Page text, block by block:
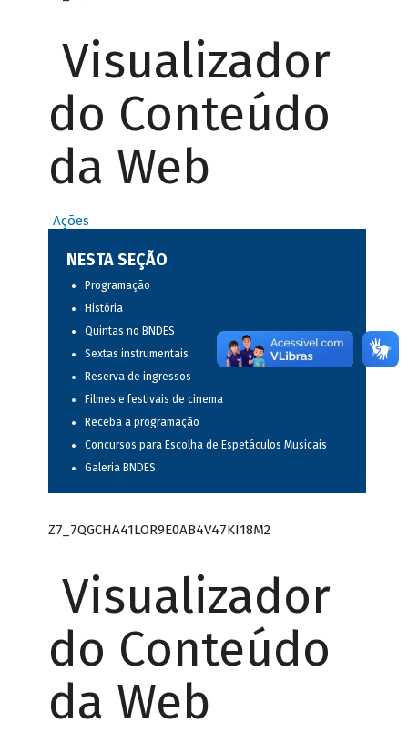
Visualizador
do Conteúdo
da Web
Ações
NESTA SEÇÃO
Programação
História
Quintas no BNDES
Sextas instrumentais
Reserva de ingressos
Filmes e festivais de cinema
Receba a programação
Concursos para Escolha de Espetáculos Musicais
Galeria BNDES
Z7_7QGCHA41LOR9E0AB4V47KI18M2
Visualizador
do Conteúdo
da Web